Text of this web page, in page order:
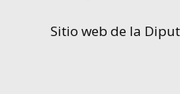
Sitio web de la